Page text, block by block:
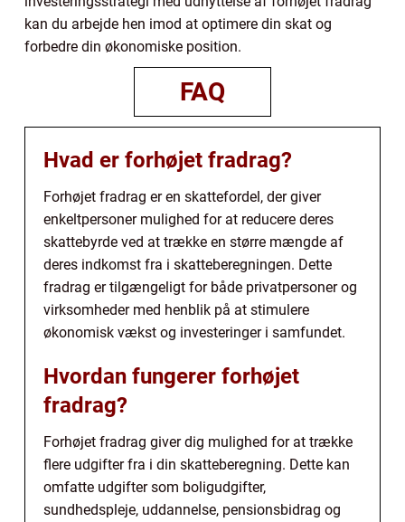
kan du arbejde hen imod at optimere din skat og
forbedre din økonomiske position.
FAQ
Hvad er forhøjet fradrag?
Forhøjet fradrag er en skattefordel, der giver
enkeltpersoner mulighed for at reducere deres
skattebyrde ved at trække en større mængde af
deres indkomst fra i skatteberegningen. Dette
fradrag er tilgængeligt for både privatpersoner og
virksomheder med henblik på at stimulere
økonomisk vækst og investeringer i samfundet.
Hvordan fungerer forhøjet
fradrag?
Forhøjet fradrag giver dig mulighed for at trække
flere udgifter fra i din skatteberegning. Dette kan
omfatte udgifter som boligudgifter,
sundhedspleje, uddannelse, pensionsbidrag og